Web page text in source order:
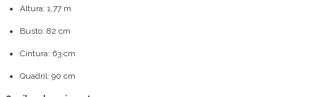
Altura: 1,77 m
Busto: 82 cm
Cintura: 63 cm
Quadril: 90 cm